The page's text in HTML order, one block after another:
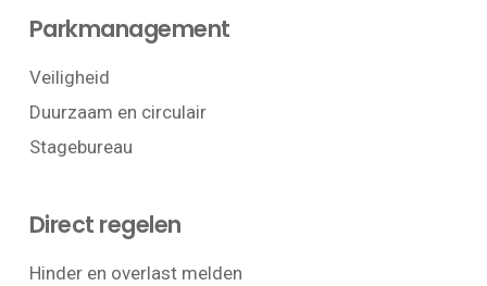
Parkmanagement
Veiligheid
Duurzaam en circulair
Stagebureau
Direct regelen
Hinder en overlast melden